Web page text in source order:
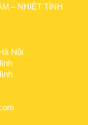
– NHIỆT TÌNH
Nội